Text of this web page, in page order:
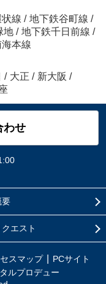
線 / 地下鉄谷町線 /
地 / 地下鉄千日前線 /
本線
/ 大正 / 新大阪 /
わせ
要
エスト
スマップ
PCサイト
ルプロデュー